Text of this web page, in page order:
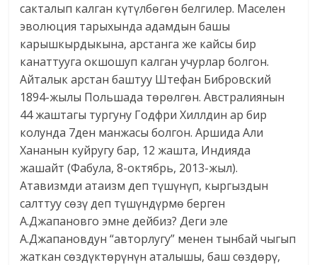
сакталып калган күтүлбөгөн белгилер. Маселен
эволюция тарыхында адамдын башы
карышкырдыкына, арстанга же кайсы бир
канаттуу­га окшошуп калган учурлар болгон.
Айталык арстан баштуу Штефан Бибровский
1894-жылы Польшада төрөлгөн. Австралиянын
44 жаштагы тургуну Годфри Хиллдин ар бир
колунда 7ден манжасы болгон. Аршида Али
Хананын куйругу бар, 12 жашта, Индияда
жашайт (Фабула, 8-октябрь, 2013-жыл).
Атавизмди атаизм деп түшүнүп, кыргыздын
салттуу сөзү деп түшүндүрмө берген
А.Джапановго эмне дейбиз? Деги эле
А.Джапановдун “авторлугу” менен тынбай чыгып
жаткан сөздүктөрүнүн аталышы, баш сөздөрү,